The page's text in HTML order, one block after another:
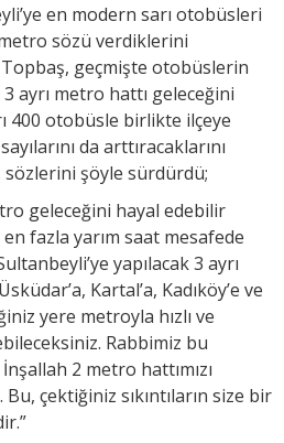
en modern sarı otobüsleri
sözü verdiklerini
geçmişte otobüslerin
ayrı metro hattı geleceğini
400 otobüsle birlikte ilçeye
da arttıracaklarını
şöyle sürdürdü;
geleceğini hayal edebilir
fazla yarım saat mesafede
yapılacak 3 ayrı
Kartal’a, Kadıköy’e ve
yere metroyla hızlı ve
Rabbimiz bu
2 metro hattımızı
Bu, çektiğiniz sıkıntıların size bir